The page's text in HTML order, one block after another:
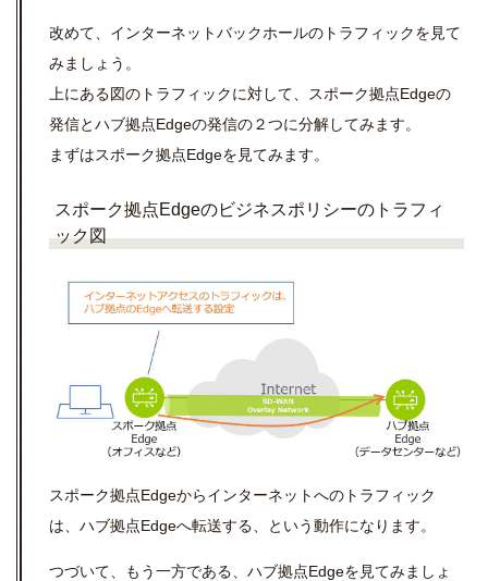
改めて、インターネットバックホールのトラフィックを見て
みましょう。
上にある図のトラフィックに対して、スポーク拠点Edgeの
発信とハブ拠点Edgeの発信の２つに分解してみます。
まずはスポーク拠点Edgeを見てみます。
スポーク拠点Edgeのビジネスポリシーのトラフィ
ック図
スポーク拠点Edgeからインターネットへのトラフィック
は、ハブ拠点Edgeへ転送する、という動作になります。
つづいて、もう一方である、ハブ拠点Edgeを見てみましょ